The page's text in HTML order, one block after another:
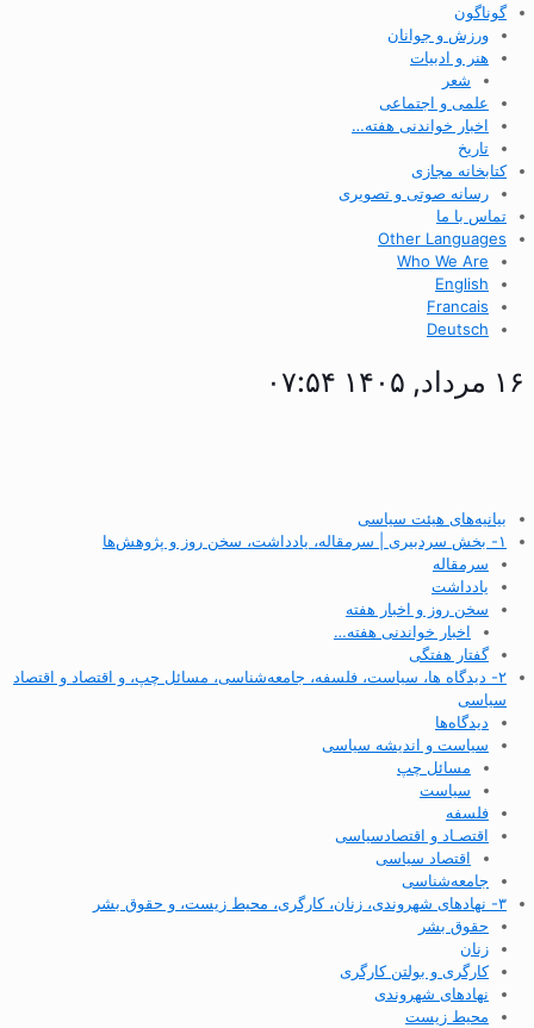
گوناگون
ورزش و جوانان
هنر و ادبیات
شعر
علمی و اجتماعی
اخبار خواندنی هفته…
تاریخ
کتابخانه مجازی
رسانه صوتی و تصویری
تماس با ما
Other Languages
Who We Are
English
Francais
Deutsch
۱۶ مرداد, ۱۴۰۵ ۰۷:۵۴
بیانیه‌های هیئت سیاسی
۱- بخش سردبیری | سرمقاله، یادداشت، سخن روز و پژوهش‌ها
سرمقاله
یادداشت
سخن روز و اخبار هفته
اخبار خواندنی هفته…
گفتار هفتگی
۲- دیدگاه ها، سیاست، فلسفه، جامعه‌شناسی، مسائل چپ، و اقتصاد و اقتصاد
سیاسی
دیدگاه‌ها
سیاست و اندیشه سیاسی
مسائل چپ
سیاست
فلسفه
اقتصـاد و اقتصاد‌سیاسی
اقتصاد سیاسی
جامعه‌شناسی
۳- نهادهای شهروندی، زنان، کارگری، محیط زیست، و حقوق بشر
حقوق بشر
زنان
کارگری و بولتن کارگری
نهادهای شهروندی
محیط زیست